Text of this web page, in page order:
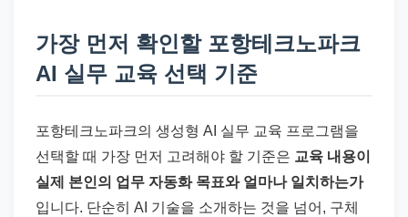
가장 먼저 확인할 포항테크노파크
AI 실무 교육 선택 기준
포항테크노파크의 생성형 AI 실무 교육 프로그램을
선택할 때 가장 먼저 고려해야 할 기준은 교육 내용이
실제 본인의 업무 자동화 목표와 얼마나 일치하는가
입니다. 단순히 AI 기술을 소개하는 것을 넘어, 구체